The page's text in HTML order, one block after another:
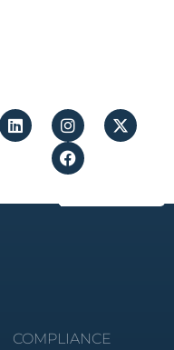
COMPLIANCE